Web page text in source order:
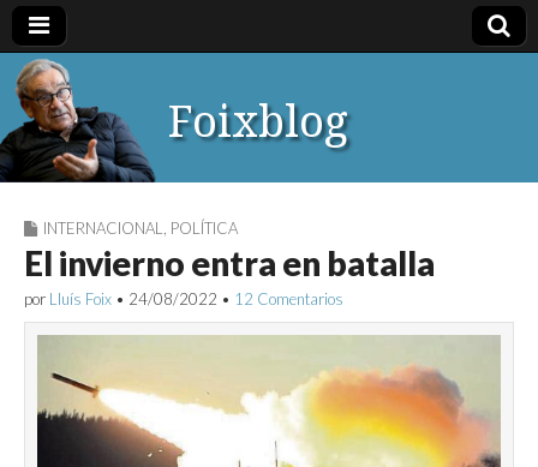
Foixblog
INTERNACIONAL POLÍTICA
El invierno entra en batalla
por Lluís Foix • 24/08/2022 • 12 Comentarios